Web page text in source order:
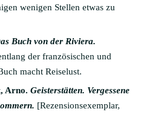
wenigen Stellen etwas zu
Buch von der Riviera.
der französischen und
macht Reiselust.
Arno. Geisterstätten. Vergessene
[Rezensionsexemplar,